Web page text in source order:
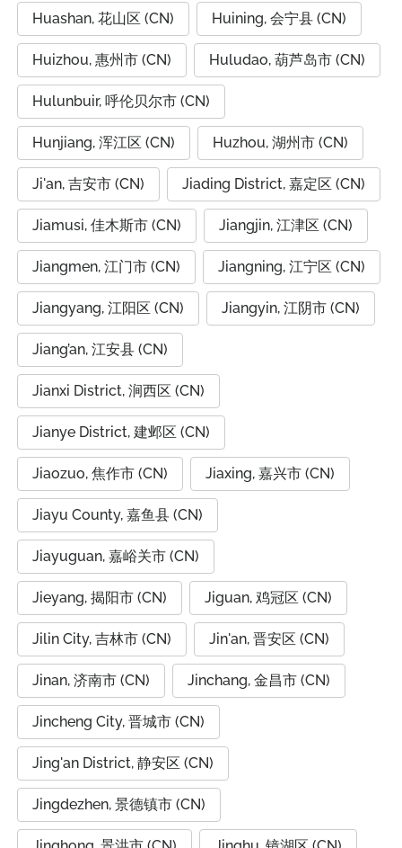
Huashan, 花山区 (CN) Huining, 会宁县 (CN)
Huizhou, 惠州市 (CN) Huludao, 葫芦岛市 (CN)
Hulunbuir, 呼伦贝尔市 (CN)
Hunjiang, 浑江区 (CN) Huzhou, 湖州市 (CN)
Ji'an, 吉安市 (CN) Jiading District, 嘉定区 (CN)
Jiamusi, 佳木斯市 (CN) Jiangjin, 江津区 (CN)
Jiangmen, 江门市 (CN) Jiangning, 江宁区 (CN)
Jiangyang, 江阳区 (CN) Jiangyin, 江阴市 (CN)
Jiang’an, 江安县 (CN)
Jianxi District, 涧西区 (CN)
Jianye District, 建邺区 (CN)
Jiaozuo, 焦作市 (CN) Jiaxing, 嘉兴市 (CN)
Jiayu County, 嘉鱼县 (CN)
Jiayuguan, 嘉峪关市 (CN)
Jieyang, 揭阳市 (CN) Jiguan, 鸡冠区 (CN)
Jilin City, 吉林市 (CN) Jin'an, 晋安区 (CN)
Jinan, 济南市 (CN) Jinchang, 金昌市 (CN)
Jincheng City, 晋城市 (CN)
Jing'an District, 静安区 (CN)
Jingdezhen, 景德镇市 (CN)